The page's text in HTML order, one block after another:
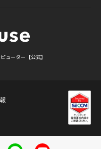
ューター【公式】